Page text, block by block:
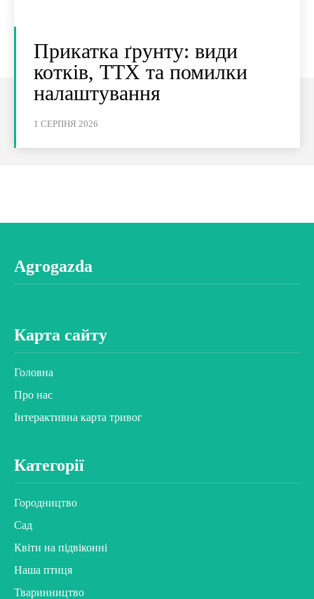
Прикатка ґрунту: види
котків, ТТХ та помилки
налаштування
1 СЕРПНЯ 2026
Agrogazda
Карта сайту
Головна
Про нас
Інтерактивна карта тривог
Категорії
Городництво
Сад
Квіти на підвіконні
Наша птиця
Тваринництво